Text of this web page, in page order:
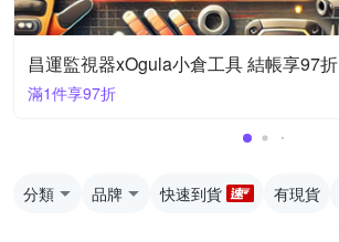
昌運監視器xOgula小倉工具 結帳享97折
滿1件享97折
分類 品牌 快速到貨 有現貨